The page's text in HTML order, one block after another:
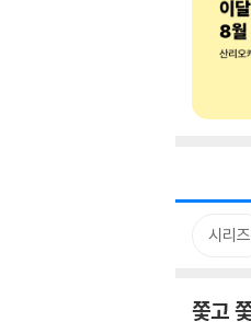
시리즈
쫓고